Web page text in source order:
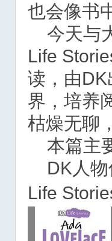
也会像书
今天与
Life
读，由
界，培养
枯燥无聊
本篇主
DK人
Life